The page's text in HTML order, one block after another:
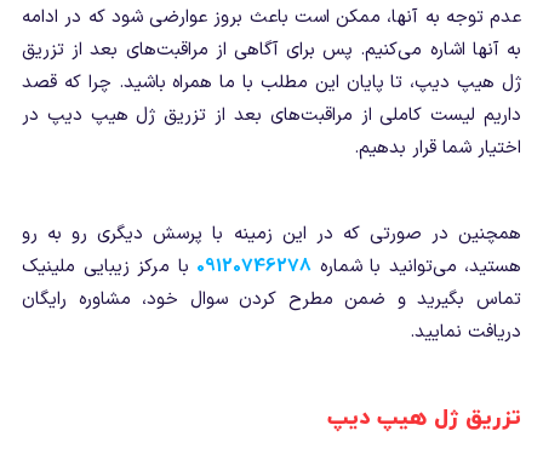
عدم توجه به آنها، ممکن است باعث بروز عوارضی شود که در ادامه
به آنها اشاره می‌کنیم. پس برای آگاهی از مراقبت‌های بعد از تزریق
ژل هیپ دیپ، تا پایان این مطلب با ما همراه باشید. چرا که قصد
داریم لیست کاملی از مراقبت‌های بعد از تزریق ژل هیپ دیپ در
اختیار شما قرار بدهیم.
همچنین در صورتی که در این زمینه با پرسش دیگری رو به رو
هستید، می‌توانید با شماره 09120746278 با مرکز زیبایی ملینیک
تماس بگیرید و ضمن مطرح کردن سوال خود، مشاوره رایگان
دریافت نمایید.
تزریق ژل هیپ دیپ